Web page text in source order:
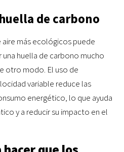
de carbono
más ecológicos puede
una huella de carbono mucho
otro modo. El uso de
variable reduce las
energético, lo que ayuda
y a reducir su impacto en el